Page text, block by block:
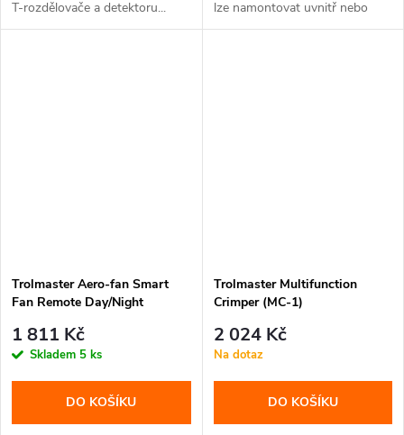
T-rozdělovače a detektoru...
lze namontovat uvnitř nebo
vně...
Trolmaster Aero-fan Smart
Fan Remote Day/Night
1 811 Kč
Skladem 5 ks
DO KOŠÍKU
Trolmaster Multifunction
Crimper (MC-1)
2 024 Kč
Na dotaz
DO KOŠÍKU